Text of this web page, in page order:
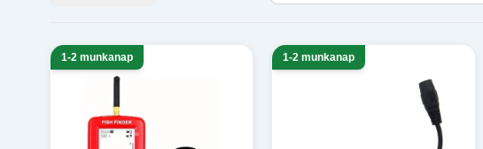
1-2 munkanap 1-2 munkanap